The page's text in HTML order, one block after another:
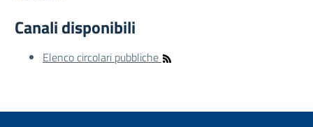
Canali disponibili
Elenco circolari pubbliche